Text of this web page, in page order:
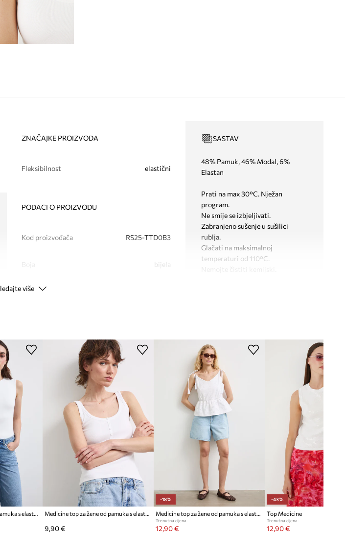
ZNAČAJKE PROIZVODA
Fleksibilnost elastični
PODACI O PROIZVODU
Kod proizvođača RS25-TTD0B3
bijela
Modna marka
ID Proizvoda
SASTAV
48% Pamuk, 46% Modal, 6%
Elastan
Prati na max 30°C. Nježan
program.
Ne smije se izbjeljivati.
Zabranjeno sušenje u sušilici
rublja.
Glačati na maksimalnoj
temperaturi od 110°C.
Kroj :
više
Medicine top za žene od pamuka s elastanom
9,90 €
-18%
Medicine top za žene od pamuka s elastanom
Trenutna cijena:
12,90 €
-43%
Top Medicine
Trenutna cijena:
12,90 €